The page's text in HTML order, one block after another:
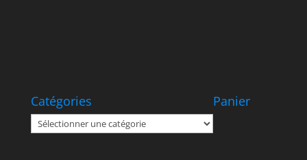
Catégories
Catégories
Panier